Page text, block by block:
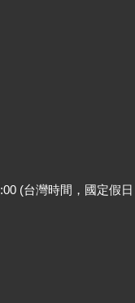
(台灣時間，國定假日